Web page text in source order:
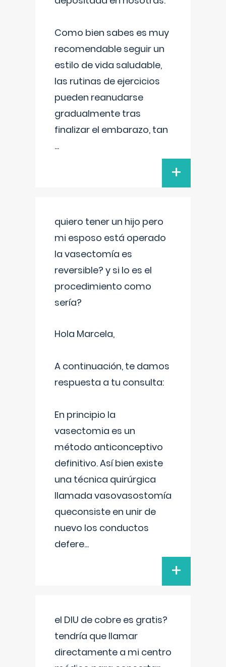
Como bien sabes es muy
recomendable seguir un
estilo de vida saludable,
las rutinas de ejercicios
pueden reanudarse
gradualmente tras
finalizar el embarazo, tan
...
+
quiero tener un hijo pero
mi esposo está operado
la vasectomía es
reversible? y si lo es el
procedimiento como
sería?
Hola Marcela,
A continuación, te damos
respuesta a tu consulta:
En principio la
vasectomia es un
método anticonceptivo
definitivo. Así bien existe
una técnica quirúrgica
llamada vasovasostomía
queconsiste en unir de
nuevo los conductos
defere...
+
el DIU de cobre es gratis?
tendría que llamar
directamente a mi centro